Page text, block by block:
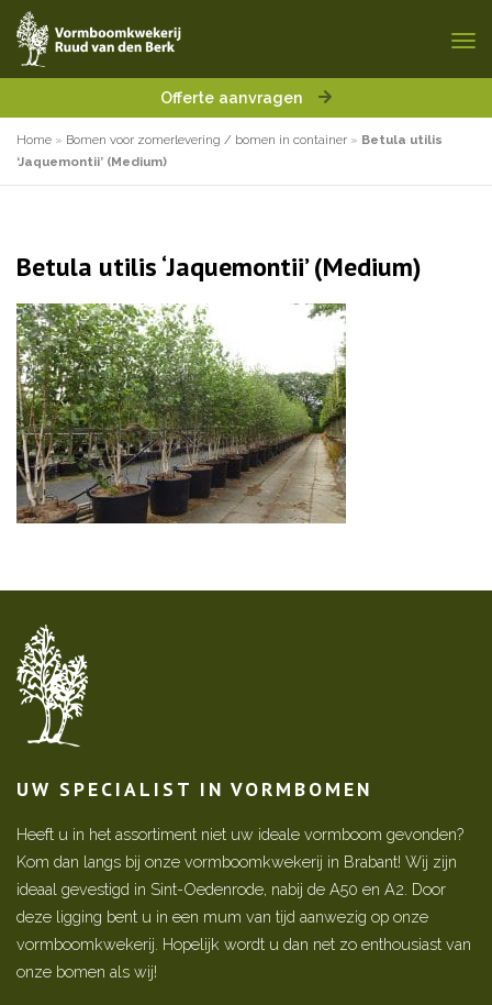
Offerte aanvragen
Home » Bomen voor zomerlevering / bomen in container » Betula utilis
‘Jaquemontii’ (Medium)
Betula utilis ‘Jaquemontii’ (Medium)
UW SPECIALIST IN VORMBOMEN
Heeft u in het assortiment niet uw ideale vormboom gevonden?
Kom dan langs bij onze vormboomkwekerij in Brabant! Wij zijn
ideaal gevestigd in Sint-Oedenrode, nabij de A50 en A2. Door
deze ligging bent u in een mum van tijd aanwezig op onze
vormboomkwekerij. Hopelijk wordt u dan net zo enthousiast van
onze bomen als wij!